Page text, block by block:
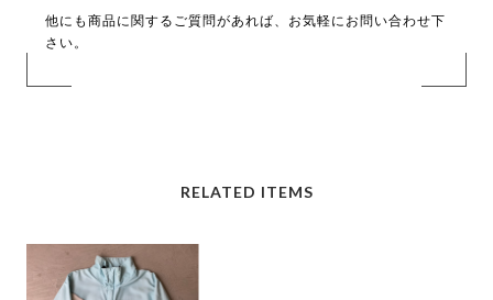
他にも商品に関するご質問があれば、お気軽にお問い合わせ下
さい。
RELATED ITEMS